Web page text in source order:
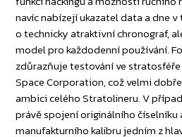
navíc nabízejí ukazatel data a dne
o technicky atraktivní chronograf,
model pro každodenní používání.
zdůrazňuje testování ve
Space Corporation, což velmi
ambici celého Stratolineru. V
právě spojení originálního číselníku
manufakturního kalibru jedním z